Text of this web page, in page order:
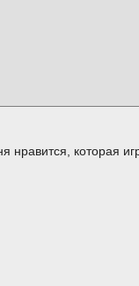
которая